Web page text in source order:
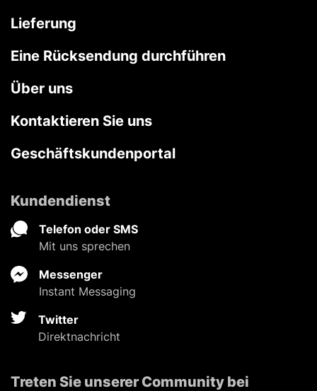
Lieferung
Eine Rücksendung durchführen
Über uns
Kontaktieren Sie uns
Geschäftskundenportal
Kundendienst
Telefon oder SMS
Mit uns sprechen
Messenger
Instant Messaging
Twitter
Direktnachricht
Treten Sie unserer Community bei